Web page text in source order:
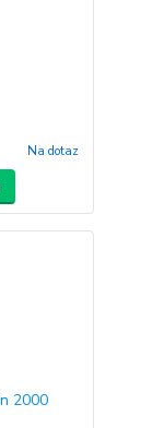
Na dotaz